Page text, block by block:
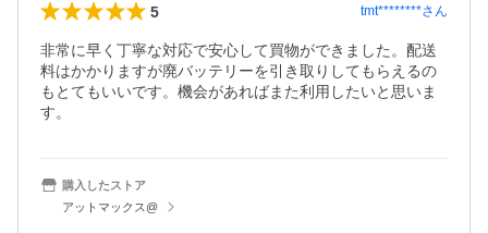
5 tmt********さん
非常に早く丁寧な対応で安心して買物ができました。配送
料はかかりますが廃バッテリーを引き取りしてもらえるの
もとてもいいです。機会があればまた利用したいと思いま
す。
購入したストア
アットマックス@